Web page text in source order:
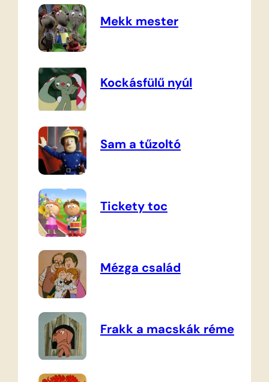
Mekk mester
Kockásfülű nyúl
Sam a tűzoltó
Tickety toc
Mézga család
Frakk a macskák réme